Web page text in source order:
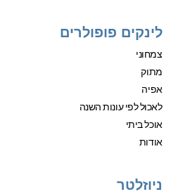
לינקים פופולרים
צמחוני
מתוק
אפיה
לאכול לפי עונות השנה
אוכל ביתי
אודות
ניוזלטר